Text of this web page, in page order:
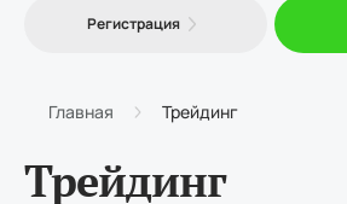
Торговля
Инструменты
Регистрация
Главная Трейдинг
Трейдинг